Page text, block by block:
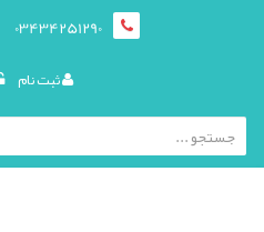
03434251290
ثبت نام